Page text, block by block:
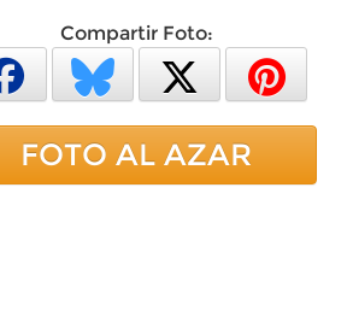
Compartir Foto:
FOTO AL AZAR